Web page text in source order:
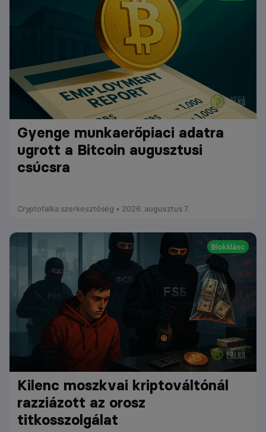
Gyenge munkaerőpiaci adatra
ugrott a Bitcoin augusztusi
csúcsra
Cryptofalka szerkesztőség • 2026. augusztus 7.
Blokklánc
Kilenc moszkvai kriptováltónál
razziázott az orosz
titkosszolgálat